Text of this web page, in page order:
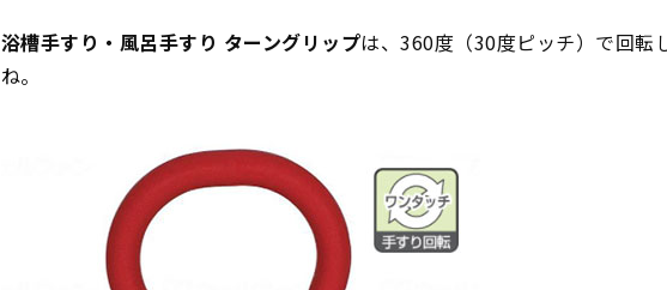
浴槽手すり・風呂手すり ターングリップは、360度（30度ピッチ）で回転
ね。